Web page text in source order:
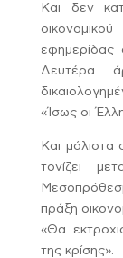
Και δεν
εφημερίδας
Δευτέρα
«Ίσως οι
Και
τονίζει
πράξη
«Θα
της κρίσης».